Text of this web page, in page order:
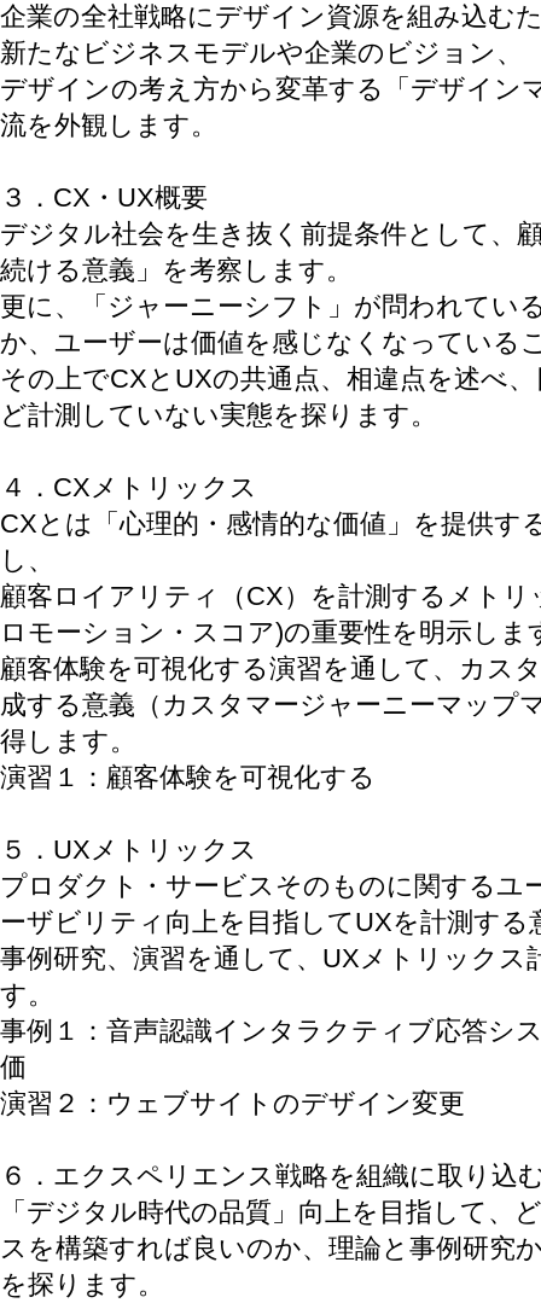
企業の全社戦略にデザイン資源を組み込む
新たなビジネスモデルや企業のビジョン、
デザインの考え方から変革する「デザイン
流を外観します。
３．CX・UX概要
デジタル社会を生き抜く前提条件として、
続ける意義」を考察します。
更に、「ジャーニーシフト」が問われてい
か、ユーザーは価値を感じなくなっている
その上でCXとUXの共通点、相違点を述べ
ど計測していない実態を探ります。
４．CXメトリックス
CXとは「心理的・感情的な価値」を提供す
し、
顧客ロイアリティ（CX）を計測するメト
ロモーション・スコア)の重要性を明示しま
顧客体験を可視化する演習を通して、カス
成する意義（カスタマージャーニーマップ
得します。
演習１：顧客体験を可視化する
５．UXメトリックス
プロダクト・サービスそのものに関するユ
ーザビリティ向上を目指してUXを計測する
事例研究、演習を通して、UXメトリックス
す。
事例１：音声認識インタラクティブ応答シ
価
演習２：ウェブサイトのデザイン変更
６．エクスペリエンス戦略を組織に取り込
「デジタル時代の品質」向上を目指して、
スを構築すれば良いのか、理論と事例研究
を探ります。